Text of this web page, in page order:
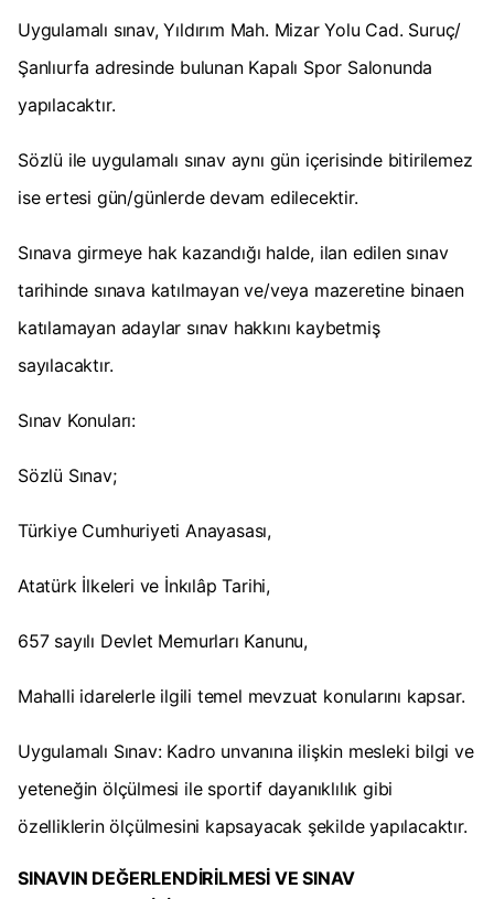
Uygulamalı sınav, Yıldırım Mah. Mizar Yolu Cad. Suruç/
Şanlıurfa adresinde bulunan Kapalı Spor Salonunda
yapılacaktır.
Sözlü ile uygulamalı sınav aynı gün içerisinde bitirilemez
ise ertesi gün/günlerde devam edilecektir.
Sınava girmeye hak kazandığı halde, ilan edilen sınav
tarihinde sınava katılmayan ve/veya mazeretine binaen
katılamayan adaylar sınav hakkını kaybetmiş
sayılacaktır.
Sınav Konuları:
Sözlü Sınav;
Türkiye Cumhuriyeti Anayasası,
Atatürk İlkeleri ve İnkılâp Tarihi,
657 sayılı Devlet Memurları Kanunu,
Mahalli idarelerle ilgili temel mevzuat konularını kapsar.
Uygulamalı Sınav: Kadro unvanına ilişkin mesleki bilgi ve
yeteneğin ölçülmesi ile sportif dayanıklılık gibi
özelliklerin ölçülmesini kapsayacak şekilde yapılacaktır.
SINAVIN DEĞERLENDİRİLMESİ VE SINAV